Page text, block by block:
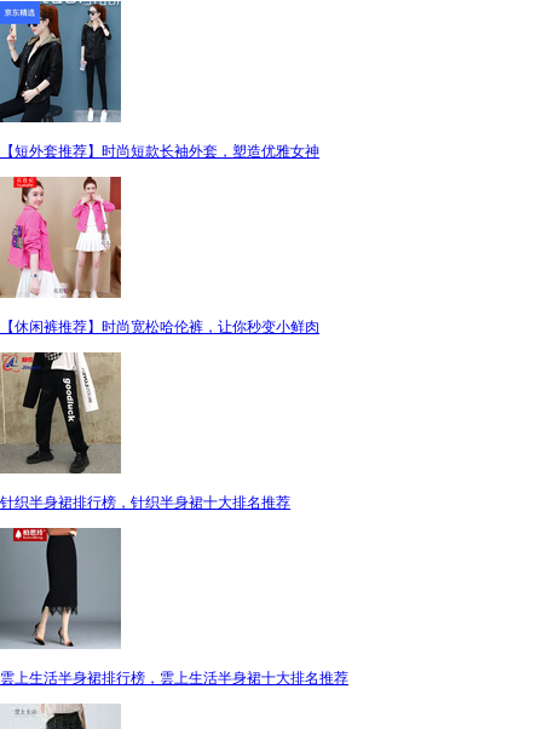
【短外套推荐】时尚短款长袖外套，塑造优雅女神
【休闲裤推荐】时尚宽松哈伦裤，让你秒变小鲜肉
针织半身裙排行榜，针织半身裙十大排名推荐
雲上生活半身裙排行榜，雲上生活半身裙十大排名推荐